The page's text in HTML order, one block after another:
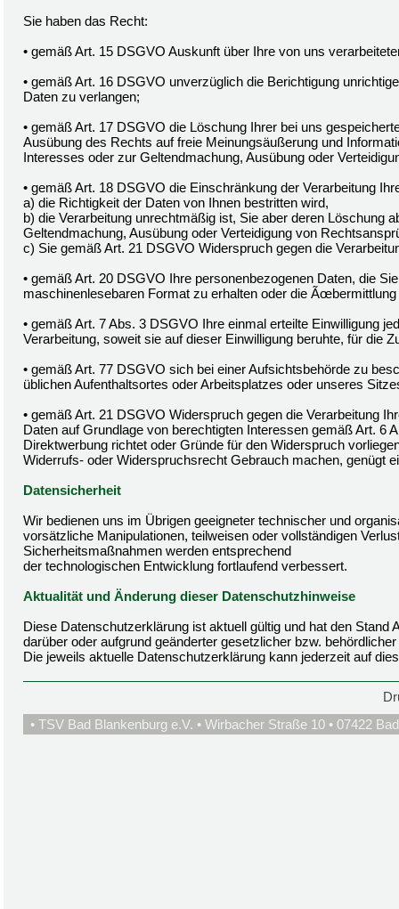
Sie haben das Recht:
• gemäß Art. 15 DSGVO Auskunft über Ihre von uns
• gemäß Art. 16 DSGVO unverzüglich die Berichtigung
Daten zu verlangen;
• gemäß Art. 17 DSGVO die Löschung Ihrer bei uns
Ausübung des Rechts auf freie Meinungsäußerung und
Interesses oder zur Geltendmachung, Ausübung oder
• gemäß Art. 18 DSGVO die Einschränkung der Verarbeitung
a) die Richtigkeit der Daten von Ihnen bestritten wird,
b) die Verarbeitung unrechtmäßig ist, Sie aber deren Löschung
Geltendmachung, Ausübung oder Verteidigung von
c) Sie gemäß Art. 21 DSGVO Widerspruch gegen die
• gemäß Art. 20 DSGVO Ihre personenbezogenen Daten, die
maschinenlesebaren Format zu erhalten oder die
• gemäß Art. 7 Abs. 3 DSGVO Ihre einmal erteilte Einwilligung
Verarbeitung, soweit sie auf dieser Einwilligung beruhte, für die
• gemäß Art. 77 DSGVO sich bei einer Aufsichtsbehörde zu
üblichen Aufenthaltsortes oder Arbeitsplatzes oder unseres
• gemäß Art. 21 DSGVO Widerspruch gegen die Verarbeitung
Daten auf Grundlage von berechtigten Interessen gemäß Art. 6
Direktwerbung richtet oder Gründe für den Widerspruch
Widerrufs- oder Widerspruchsrecht Gebrauch machen, genügt
Datensicherheit
Wir bedienen uns im Übrigen geeigneter technischer und
vorsätzliche Manipulationen, teilweisen oder vollständigen
Sicherheitsmaßnahmen werden entsprechend
der technologischen Entwicklung fortlaufend verbessert.
Aktualität und Änderung dieser Datenschutzhinweise
Diese Datenschutzerklärung ist aktuell gültig und hat den
darüber oder aufgrund geänderter gesetzlicher bzw.
Die jeweils aktuelle Datenschutzerklärung kann jederzeit auf
• TSV Bad Blankenburg e.V. • Wirbacher Straße 10 • 07422